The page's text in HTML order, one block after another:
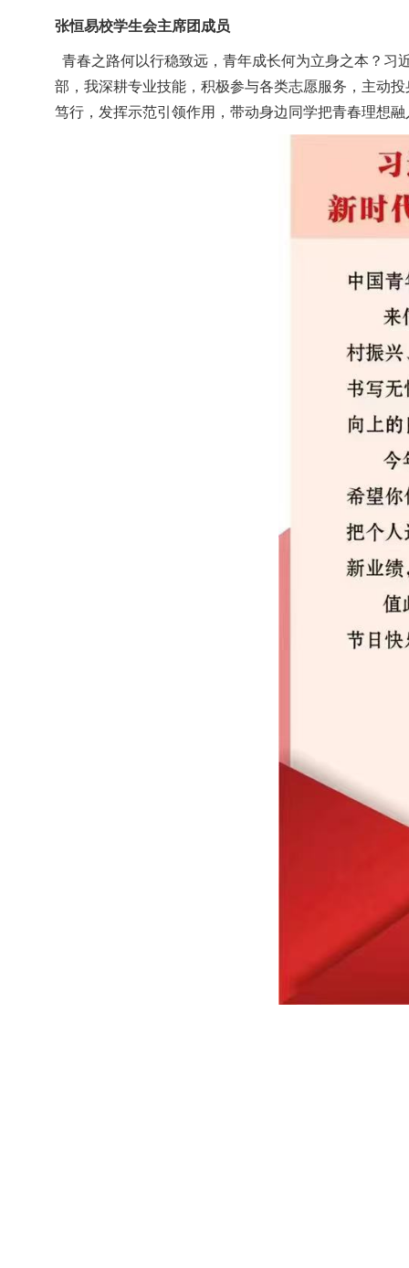
张恒易校学生会主席团成员
青春之路何以行稳致远，青年成长何为立身之本？习
部，我深耕专业技能，积极参与各类志愿服务，主动
笃行，发挥示范引领作用，带动身边同学把青春理想